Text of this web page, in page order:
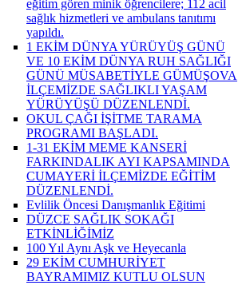
eğitim gören minik öğrencilere; 112 acil
sağlık hizmetleri ve ambulans tanıtımı
yapıldı.
1 EKİM DÜNYA YÜRÜYÜŞ GÜNÜ
VE 10 EKİM DÜNYA RUH SAĞLIĞI
GÜNÜ MÜSABETİYLE GÜMÜŞOVA
İLÇEMİZDE SAĞLIKLI YAŞAM
YÜRÜYÜŞÜ DÜZENLENDİ.
OKUL ÇAĞI İŞİTME TARAMA
PROGRAMI BAŞLADI.
1-31 EKİM MEME KANSERİ
FARKINDALIK AYI KAPSAMINDA
CUMAYERİ İLÇEMİZDE EĞİTİM
DÜZENLENDİ.
Evlilik Öncesi Danışmanlık Eğitimi
DÜZCE SAĞLIK SOKAĞI
ETKİNLİĞİMİZ
100 Yıl Aynı Aşk ve Heyecanla
29 EKİM CUMHURİYET
BAYRAMIMIZ KUTLU OLSUN